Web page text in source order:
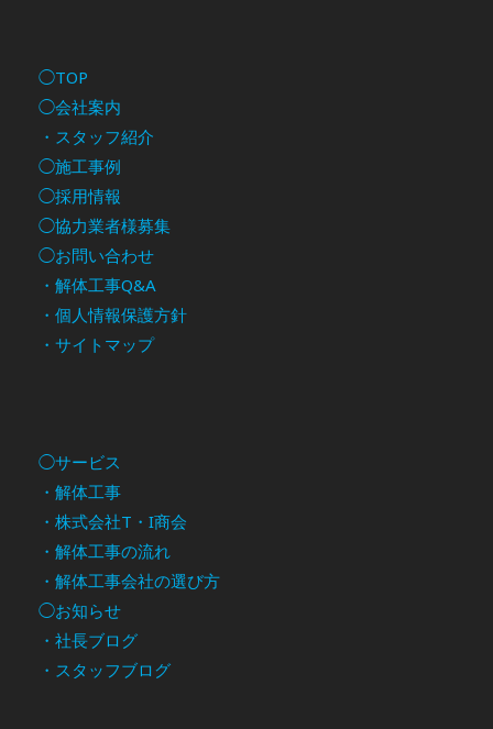
◯TOP
◯会社案内
・スタッフ紹介
◯施工事例
◯採用情報
◯協力業者様募集
◯お問い合わせ
・解体工事Q&A
・個人情報保護方針
・サイトマップ
◯サービス
・解体工事
・株式会社T・I商会
・解体工事の流れ
・解体工事会社の選び方
◯お知らせ
・社長ブログ
・スタッフブログ